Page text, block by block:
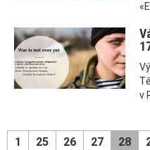
v
1 25 26 27 28